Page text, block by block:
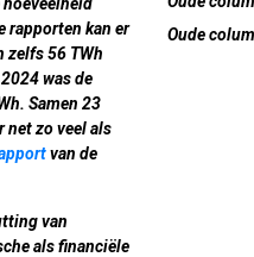
rapporten kan er
zelfs 56 TWh
was de
Samen 23
net zo veel als
van de
van
als financiële
Oude